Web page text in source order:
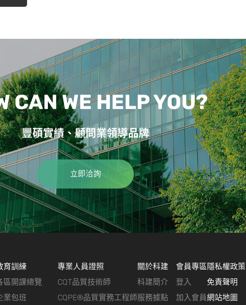
CAN WE HELP YOU?
豐碩實績、顧問業領導品牌
立即洽詢
育訓練
區開課總覽
業包班
專業人員證照
CQT品質技術師
CQPE®品質實務工程師
關於科建
科建簡介
服務據點
會員專區
登入
加入會員
隱私權政策
免責聲明
網站地圖